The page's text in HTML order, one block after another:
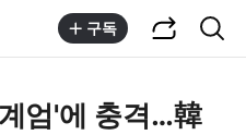
구독
엄'에 충격…韓